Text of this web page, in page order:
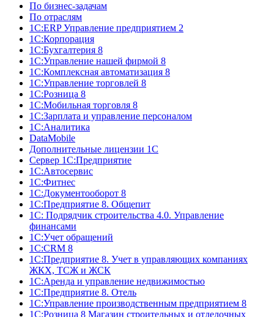
По бизнес-задачам
По отраслям
1C:ERP Управление предприятием 2
1С:Корпорация
1С:Бухгалтерия 8
1С:Управление нашей фирмой 8
1С:Комплексная автоматизация 8
1С:Управление торговлей 8
1С:Розница 8
1С:Мобильная торговля 8
1С:Зарплата и управление персоналом
1С:Аналитика
DataMobile
Дополнительные лицензии 1С
Сервер 1С:Предприятие
1С:Автосервис
1С:Фитнес
1С:Документооборот 8
1С:Предприятие 8. Общепит
1С: Подрядчик строительства 4.0. Управление
финансами
1С:Учет обращений
1C:CRM 8
1С:Предприятие 8. Учет в управляющих компаниях
ЖКХ, ТСЖ и ЖСК
1С:Аренда и управление недвижимостью
1С:Предприятие 8. Отель
1C:Управление производственным предприятием 8
1С:Розница 8 Магазин строительных и отделочных